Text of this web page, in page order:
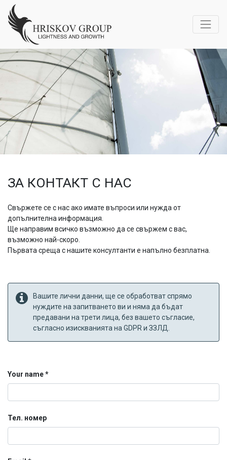
ЗА КОНТАКТ С НАС
Свържете се с нас ако имате въпроси или нужда от
допълнителна информация.
Ще направим всичко възможно да се свържем с вас,
възможно най-скоро.
Първата среща с нашите консултанти е напълно безплатна.
Вашите лични данни, ще се обработват спрямо
нуждите на запитването ви и няма да бъдат
предавани на трети лица, без вашето съгласие,
съгласно изискванията на GDPR и ЗЗЛД.
Your name
Тел. номер